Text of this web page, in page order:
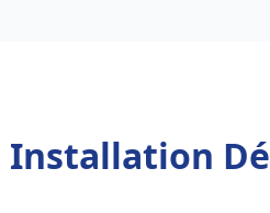
Installation